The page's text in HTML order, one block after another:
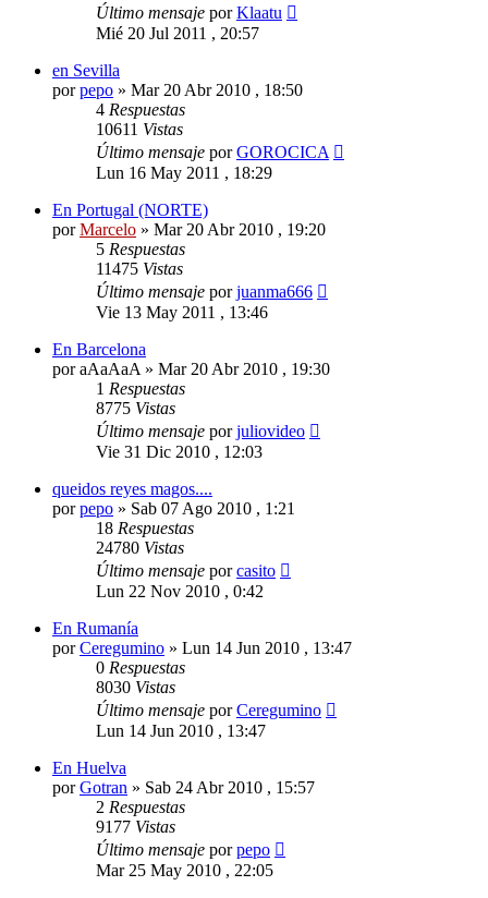
Último mensaje porKlaatu
Mié 20 Jul 2011 , 20:57
en Sevilla
porpepo » Mar 20 Abr 2010 , 18:50
4 Respuestas
10611 Vistas
Último mensaje porGOROCICA
Lun 16 May 2011 , 18:29
En Portugal (NORTE)
porMarcelo » Mar 20 Abr 2010 , 19:20
5 Respuestas
11475 Vistas
Último mensaje porjuanma666
Vie 13 May 2011 , 13:46
En Barcelona
poraAaAaA » Mar 20 Abr 2010 , 19:30
1 Respuestas
8775 Vistas
Último mensaje porjuliovideo
Vie 31 Dic 2010 , 12:03
queidos reyes magos....
porpepo » Sab 07 Ago 2010 , 1:21
18 Respuestas
24780 Vistas
Último mensaje porcasito
Lun 22 Nov 2010 , 0:42
En Rumanía
porCeregumino » Lun 14 Jun 2010 , 13:47
0 Respuestas
8030 Vistas
Último mensaje porCeregumino
Lun 14 Jun 2010 , 13:47
En Huelva
porGotran » Sab 24 Abr 2010 , 15:57
2 Respuestas
9177 Vistas
Último mensaje porpepo
Mar 25 May 2010 , 22:05